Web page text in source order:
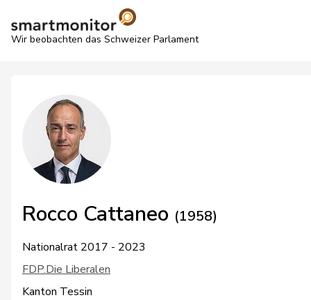
Wir beobachten das Schweizer Parlament
Rocco Cattaneo (1958)
Nationalrat 2017 - 2023
FDP.Die Liberalen
Kanton Tessin